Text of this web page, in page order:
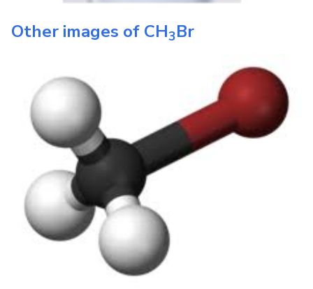
Other images of CH3Br